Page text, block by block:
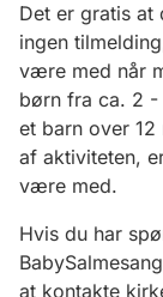
Det er gratis at
ingen
være med når
børn fra ca. 2 -
et barn over
af aktiviteten,
være med.
Hvis du har
at kontakte